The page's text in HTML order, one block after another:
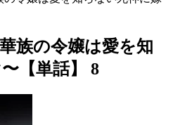
族の令嬢は愛を知
【単話】 8